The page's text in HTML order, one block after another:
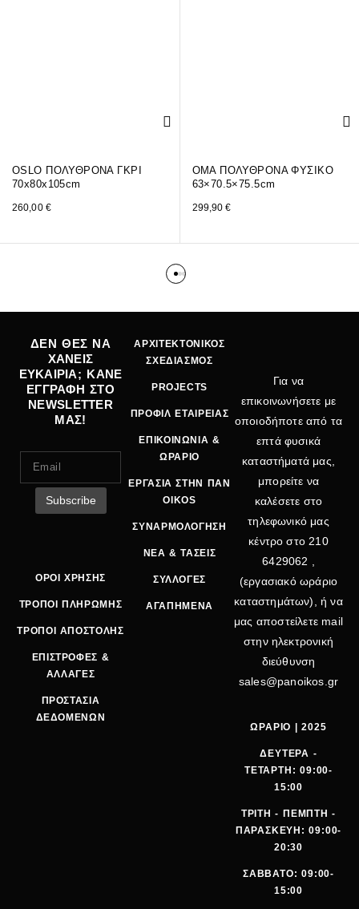
OSLO ΠΟΛΥΘΡΟΝΑ ΓΚΡΙ
70x80x105cm
260,00 €
OMA ΠΟΛΥΘΡΟΝΑ ΦΥΣΙΚΟ
63×70.5×75.5cm
299,90€
ΔΕΝ ΘΕΣ ΝΑ
ΧΑΝΕΙΣ
ΕΥΚΑΙΡΙΑ; ΚΑΝΕ
ΕΓΓΡΑΦΗ ΣΤΟ
NEWSLETTER
ΜΑΣ!
ΟΡΟΙ ΧΡΗΣΗΣ
ΤΡΟΠΟΙ ΠΛΗΡΩΜΗΣ
ΤΡΟΠΟΙ ΑΠΟΣΤΟΛΗΣ
ΕΠΙΣΤΡΟΦΕΣ &
ΑΛΛΑΓΕΣ
ΠΡΟΣΤΑΣΙΑ
ΔΕΔΟΜΕΝΩΝ
ΑΡΧΙΤΕΚΤΟΝΙΚΟΣ
ΣΧΕΔΙΑΣΜΟΣ
PROJECTS
ΠΡΟΦΙΛ ΕΤΑΙΡΕΙΑΣ
ΕΠΙΚΟΙΝΩΝΙΑ &
ΩΡΑΡΙΟ
ΕΡΓΑΣΙΑ ΣΤΗΝ ΠΑΝ
OIKOS
ΣΥΝΑΡΜΟΛΟΓΗΣΗ
ΝΕΑ & ΤΑΣΕΙΣ
ΣΥΛΛΟΓΕΣ
ΑΓΑΠΗΜΕΝΑ
Για να
επικοινωνήσετε με
οποιοδήποτε από τα
επτά φυσικά
καταστήματά μας,
μπορείτε να
καλέσετε στο
τηλεφωνικό μας
κέντρο στο 210
6429062
(εργασιακό ωράριο
καταστημάτων), ή να
μας αποστείλετε mail
στην ηλεκτρονική
διεύθυνση
sales@panoikos.gr
ΩΡΑΡΙΟ | 2025
ΔΕΥΤΕΡΑ -
ΤΕΤΑΡΤΗ: 09:00-
15:00
ΤΡΙΤΗ - ΠΕΜΠΤΗ -
ΠΑΡΑΣΚΕΥΗ: 09:00-
20:30
ΣΑΒΒΑΤΟ: 09:00-
15:00